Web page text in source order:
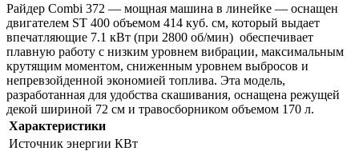
Райдер Combi 372 — мощная машина в линейке — оснащен
двигателем ST 400 объемом 414 куб. см, который выдает
впечатляющие 7.1 кВт (при 2800 об/мин) обеспечивает
плавную работу с низким уровнем вибрации, максимальным
крутящим моментом, сниженным уровнем выбросов и
непревзойденной экономией топлива. Эта модель,
разработанная для удобства скашивания, оснащена режущей
декой шириной 72 см и травосборником объемом 170 л.
Характеристики
Источник энергии КВт